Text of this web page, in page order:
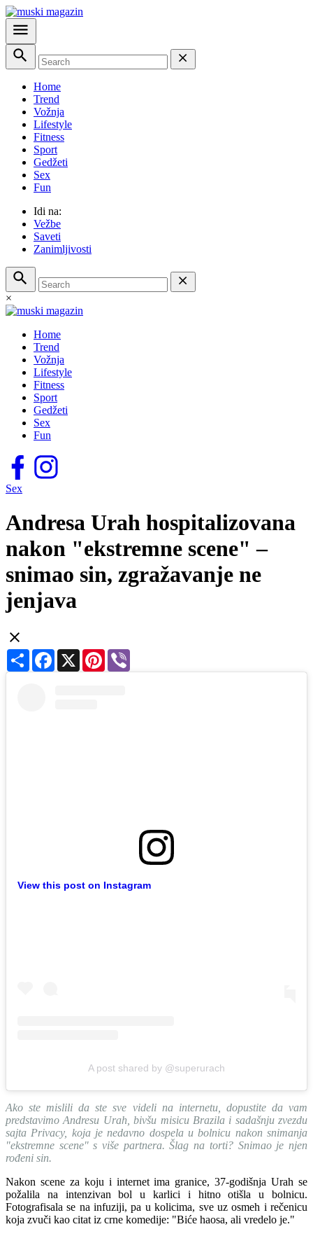
Home
Trend
Vožnja
Lifestyle
Fitness
Sport
Gedžeti
Sex
Fun
Idi na:
Vežbe
Saveti
Zanimljivosti
×
Home
Trend
Vožnja
Lifestyle
Fitness
Sport
Gedžeti
Sex
Fun
Sex
Andresa Urah hospitalizovana
nakon "ekstremne scene" –
snimao sin, zgražavanje ne
jenjava
Share Facebook
X Pinterest
View this post on Instagram
A post shared by @superurach
Ako ste mislili da ste sve videli na internetu, dopustite da vam
predstavimo Andresu Urah, bivšu misicu Brazila i sadašnju zvezdu
sajta Privacy, koja je nedavno dospela u bolnicu nakon snimanja
"ekstremne scene" s više partnera. Šlag na torti? Snimao je njen
rođeni sin.
Nakon scene za koju i internet ima granice, 37-godišnja Urah se
požalila na intenzivan bol u karlici i hitno otišla u bolnicu.
Fotografisala se na infuziji, pa u kolicima, sve uz osmeh i rečenicu
koja zvuči kao citat iz crne komedije: "Biće haosa, ali vredelo je."